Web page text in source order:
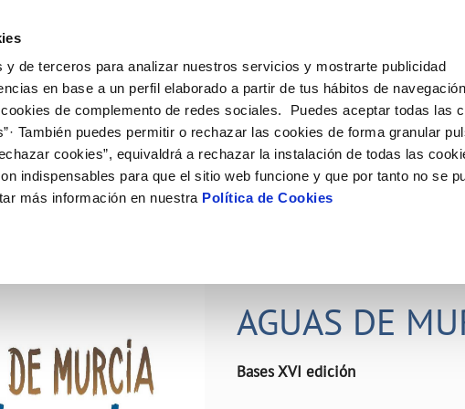
y de terceros para analizar nuestros servicios y mostrarte publicidad
en base a un perfil elaborado a partir de tus hábitos de
de complemento de redes sociales. Puedes aceptar todas las
También puedes permitir o rechazar las cookies de forma granular
cookies”, equivaldrá a rechazar la instalación de todas las
indispensables para que el sitio web funcione y que por tanto no se
más información en nuestra Política de Cookies
de titular
de suministro
MODIFICACIÓN DE DATOS
Actualizar datos bancários
Actualizar datos de domicilio
VER TODAS LAS GESTIONES
Tu Servicio
AL CLIENTE
contacto
COMPROMISO DE SERVICIO
Carta de compromisos
Customer Counsel (Defensa del cliente)
Tu Agua
del agua
consumidor
CUIDADOS DEL AGUA
Consejos de ahorro
Depósitos comunitarios
comunitarios
Conócenos
DE GESTIÓN Y CERTIFICADOS
PERFIL DEL CONTRATANTE
Plataforma de contratación del sector
público
Licitaciones en curso
Nuestros
AGUAS DE
Bases XVI edición